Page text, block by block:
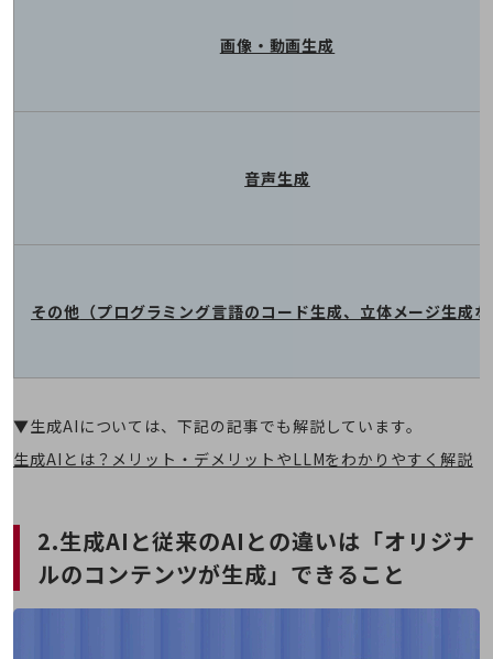
NTTドコモビジネスグループのサステナビリティ
業績
採用情報
新卒採用
経験者採用
障がい者採用
画像・動画生成
音声生成
その他 （プログラミング言語のコード生成、立体メージ生成
▼生成AIについては、下記の記事でも解説しています。
生成AIとは？メリット・デメリットやLLMをわかりやすく解説
2.生成AIと従来のAIとの違いは 「オリジナ
ルのコンテンツが生成」できること